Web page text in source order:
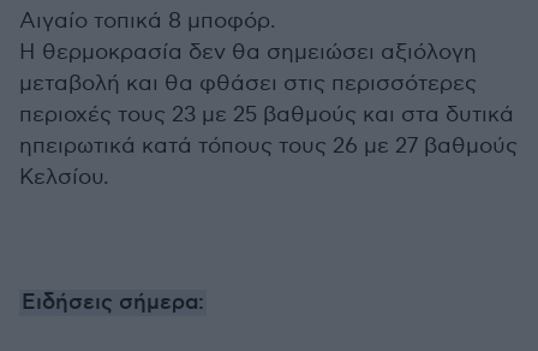
Αιγαίο τοπικά 8 μποφόρ.
Η θερμοκρασία δεν θα σημειώσει αξιόλογη
μεταβολή και θα φθάσει στις περισσότερες
περιοχές τους 23 με 25 βαθμούς και στα δυτικά
ηπειρωτικά κατά τόπους τους 26 με 27 βαθμούς
Κελσίου.
Ειδήσεις σήμερα: